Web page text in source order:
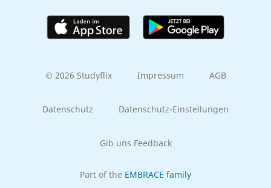
© 2026 Studyflix Impressum AGB
Datenschutz Datenschutz-Einstellungen
Gib uns Feedback
Part of the EMBRACE family